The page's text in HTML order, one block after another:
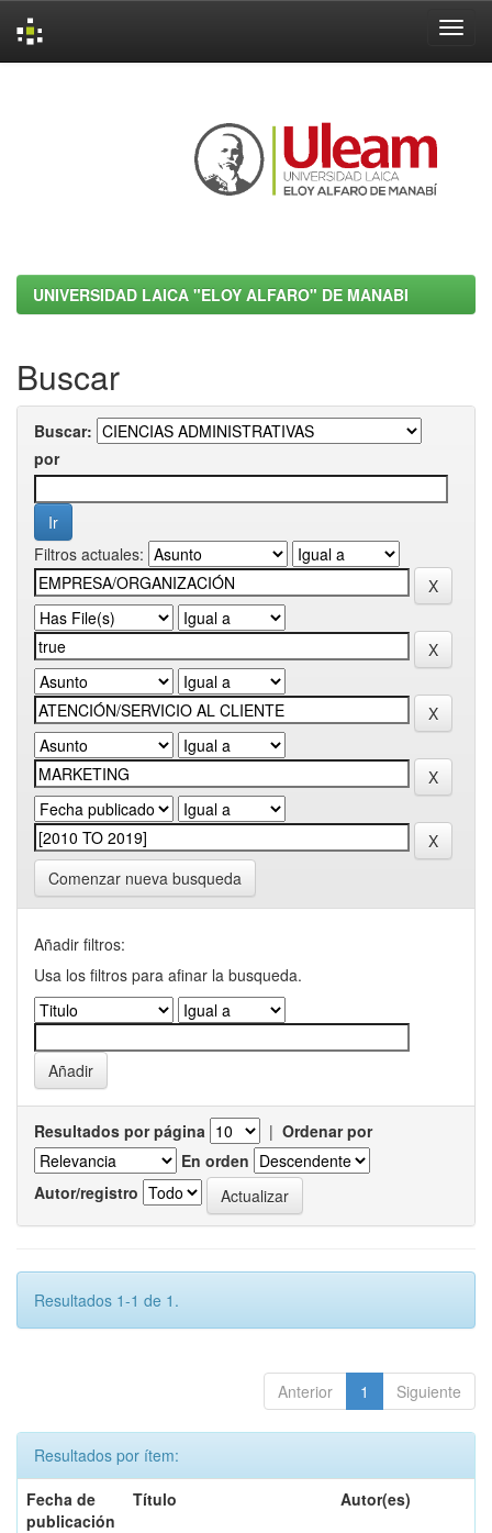
UNIVERSIDAD LAICA "ELOY ALFARO" DE MANABI
Buscar
Buscar:
por
Filtros actuales:
Comenzar nueva busqueda
Añadir filtros:
Usa los filtros para afinar la busqueda.
Resultados por página | Ordenar por
En orden
Autor/registro
Resultados 1-1 de 1.
Anterior 1 Siguiente
Resultados por ítem:
Fecha de
publicación
Título Autor(es)